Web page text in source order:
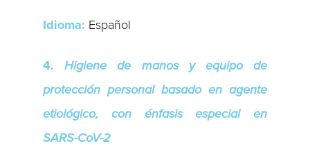
Idioma: Español
4.Higiene de manos y equipo de
protección personal basado en agente
etiológico, con énfasis especial en
SARS-CoV-2